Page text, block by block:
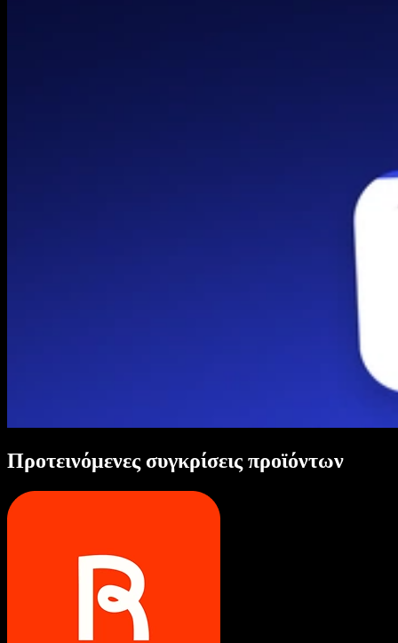
Προτεινόμενες συγκρίσεις προϊόντων